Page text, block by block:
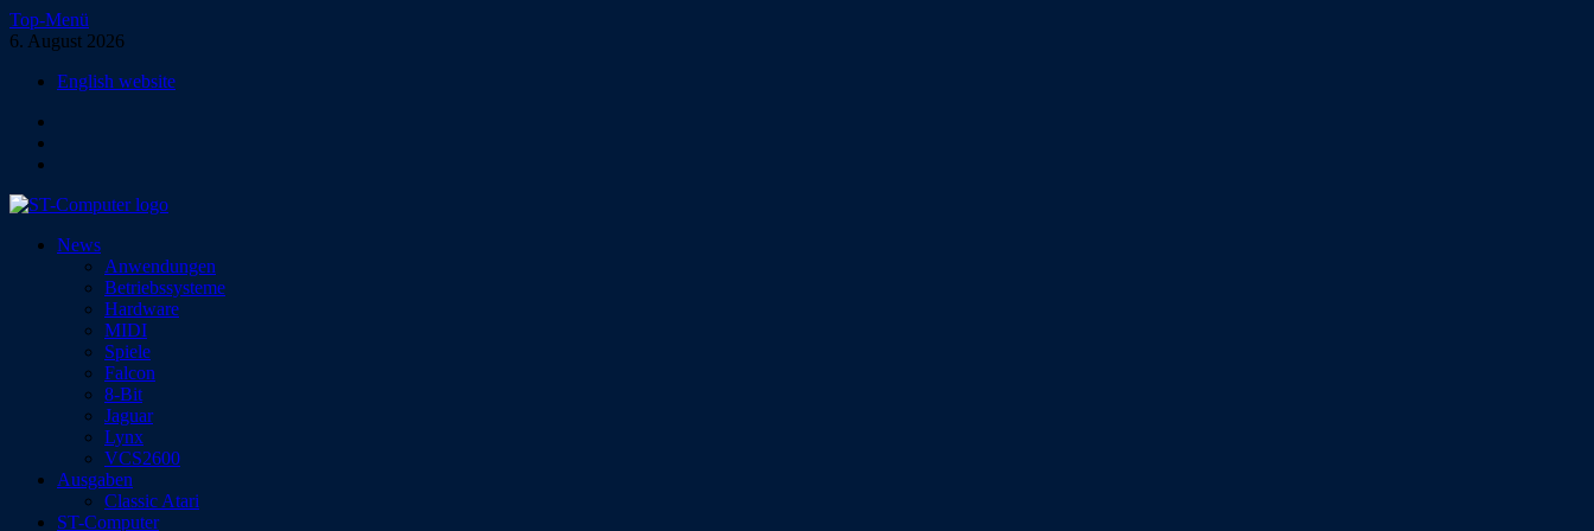
Zum
Inhalt
Top-Menü
6. August 2026
English website
ST-Computer
Das Magazin für Atari-Computer und -Konsolen
News
Anwendungen
Betriebssysteme
Hardware
MIDI
Spiele
Falcon
8-Bit
Jaguar
Lynx
VCS2600
Ausgaben
Classic Atari
ST-Computer